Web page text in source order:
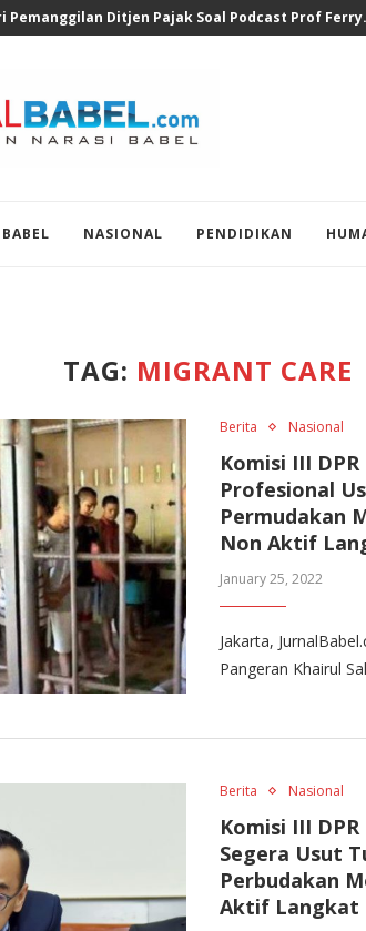
46 Juta Butir Obat Ilegal Bukti
NASIONAL PENDIDIKAN
TAG: MIGRANT CARE
Berita Nasional
Komisi III
Profesional
Permudakan
Non Aktif
January 25, 2022
Jakarta,
Pangeran Khairul
Berita Nasional
Komisi III
Segera Usut
Perbudakan
Aktif Langkat